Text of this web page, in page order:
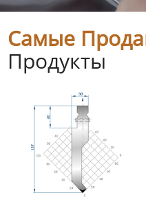
Самые
Продукты